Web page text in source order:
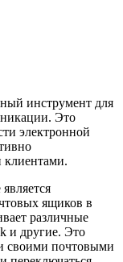
инструмент для
Это
электронной
клиентами.
ящиков в
различные
и другие. Это
своими почтовыми